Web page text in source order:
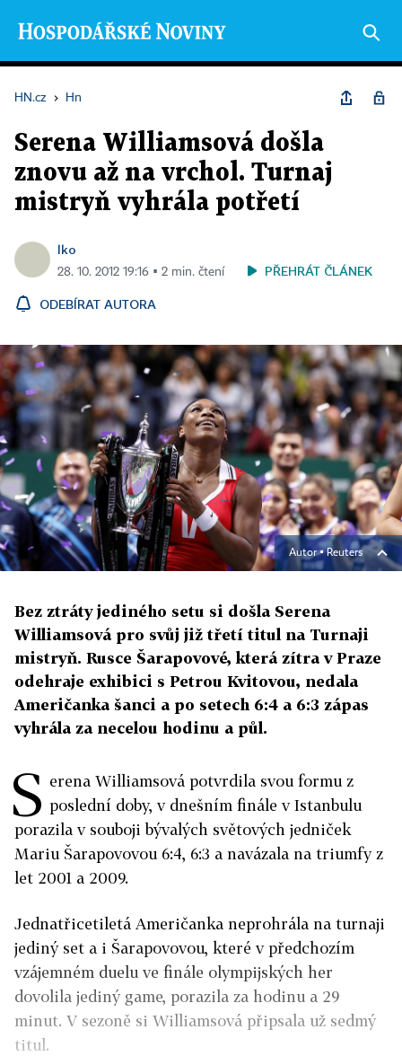
HN.cz › Hn
Serena Williamsová došla
znovu až na vrchol. Turnaj
mistryň vyhrála potřetí
lko
28. 10. 2012 19:16 ▪ 2 min. čtení PŘEHRÁT ČLÁNEK
ODEBÍRAT AUTORA
Autor ▪Reuters
Bez ztráty jediného setu si došla Serena
Williamsová pro svůj již třetí titul na Turnaji
mistryň. Rusce Šarapovové, která zítra v Praze
odehraje exhibici s Petrou Kvitovou, nedala
Američanka šanci a po setech 6:4 a 6:3 zápas
vyhrála za necelou hodinu a půl.
S erena Williamsová potvrdila svou formu z
poslední doby, v dnešním finále v Istanbulu
porazila v souboji bývalých světových jedniček
Mariu Šarapovovou 6:4, 6:3 a navázala na triumfy z
let 2001 a 2009.
Jednatřicetiletá Američanka neprohrála na turnaji
jediný set a i Šarapovovou, které v předchozím
vzájemném duelu ve finále olympijských her
dovolila jediný game, porazila za hodinu a 29
minut. V sezoně si Williamsová připsala už sedmý
titul.